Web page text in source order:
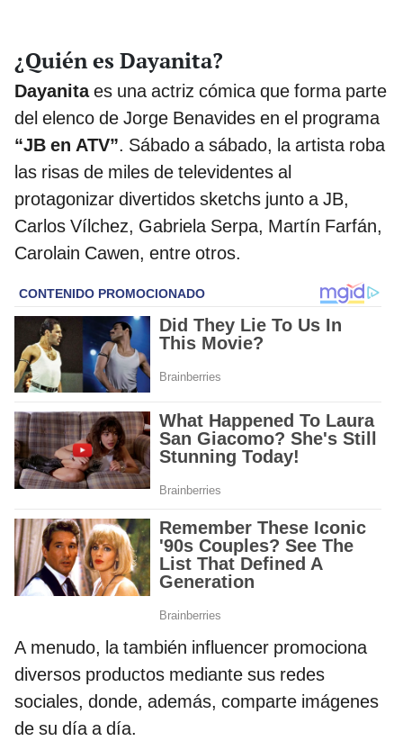
¿Quién es Dayanita?
Dayanitaes una actriz cómica que forma parte
del elenco de Jorge Benavides en el programa
“JB en ATV”. Sábado a sábado, la artista roba
las risas de miles de televidentes al
protagonizar divertidos sketchs junto a JB,
Carlos Vílchez, Gabriela Serpa, Martín Farfán,
Carolain Cawen, entre otros.
A menudo, la también influencer promociona
diversos productos mediante sus redes
sociales, donde, además, comparte imágenes
de su día a día.